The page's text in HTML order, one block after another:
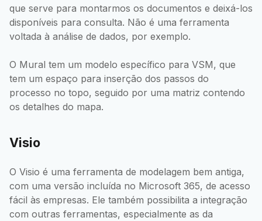
que serve para montarmos os documentos e deixá-los
disponíveis para consulta. Não é uma ferramenta
voltada à análise de dados, por exemplo.
O Mural tem um modelo específico para VSM, que
tem um espaço para inserção dos passos do
processo no topo, seguido por uma matriz contendo
os detalhes do mapa.
Visio
O Visio é uma ferramenta de modelagem bem antiga,
com uma versão incluída no Microsoft 365, de acesso
fácil às empresas. Ele também possibilita a integração
com outras ferramentas, especialmente as da